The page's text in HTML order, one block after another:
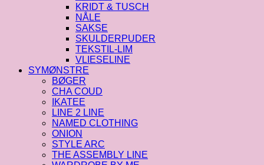
KRIDT & TUSCH
NÅLE
SAKSE
SKULDERPUDER
TEKSTIL-LIM
VLIESELINE
SYMØNSTRE
BØGER
CHA COUD
IKATEE
LINE 2 LINE
NAMED CLOTHING
ONION
STYLE ARC
THE ASSEMBLY LINE